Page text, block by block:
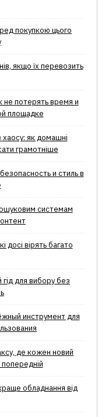
покупкою цього
якщо їх перевозить
не потерять время и
площадке
хаосу: як домашні
грамотніше
и стиль в
системам
досі вірять багато
гід для вибору без
инструмент для
де кожен новий
обладнання від